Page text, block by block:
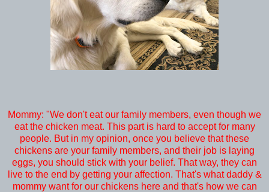
Mommy: "We don't eat our family members, even though we
eat the chicken meat. This part is hard to accept for many
people. But in my opinion, once you believe that these
chickens are your family members, and their job is laying
eggs, you should stick with your belief. That way, they can
live to the end by getting your affection. That'swhat daddy &
mommy want for our chickens here and that's how we can